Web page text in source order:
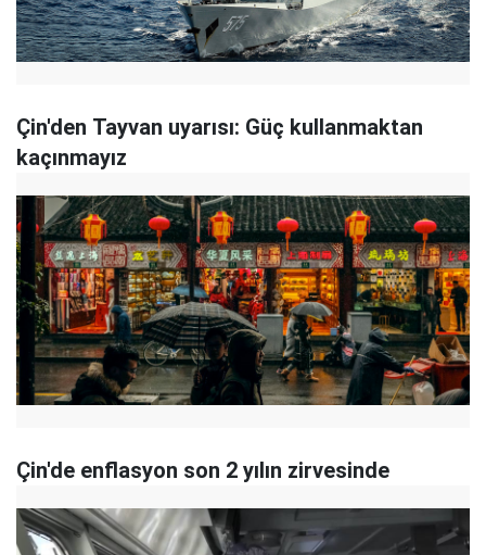
Çin'den Tayvan uyarısı: Güç kullanmaktan
kaçınmayız
Çin'de enflasyon son 2 yılın zirvesinde